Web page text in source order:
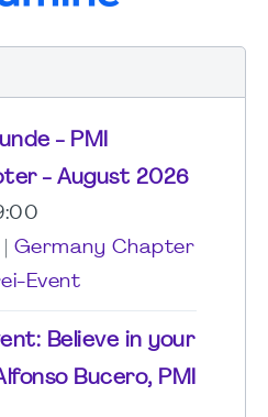
- PMI
- August 2026
Germany Chapter
Event
Believe in your
Bucero, PMI